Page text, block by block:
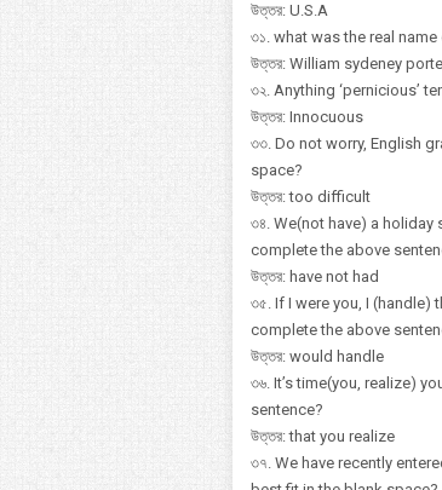
উত্তর: U.S.A
৩১. what was the real
উত্তর: William sydeney
৩২. Anything ‘pernicious’
উত্তর: Innocuous
৩৩. Do not worry, English
space?
উত্তর: too difficult
৩৪. We(not have) a
complete the above
উত্তর: have not had
৩৫. If I were you, I
complete the above
উত্তর: would handle
৩৬. It’s time(you, realize)
sentence?
উত্তর: that you realize
৩৭. We have recently